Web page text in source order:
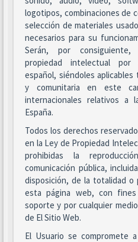
logotipos, combinaciones de
selección de materiales
necesarios para su
Serán, por
propiedad intelectual por
español, siéndoles
y comunitaria en este
internacionales relativos a
España.
Todos los derechos
en la Ley de Propiedad
prohibidas la
comunicación pública,
disposición, de la totalidad
esta página web, con
soporte y por cualquier
de El Sitio Web.
El Usuario se compromete